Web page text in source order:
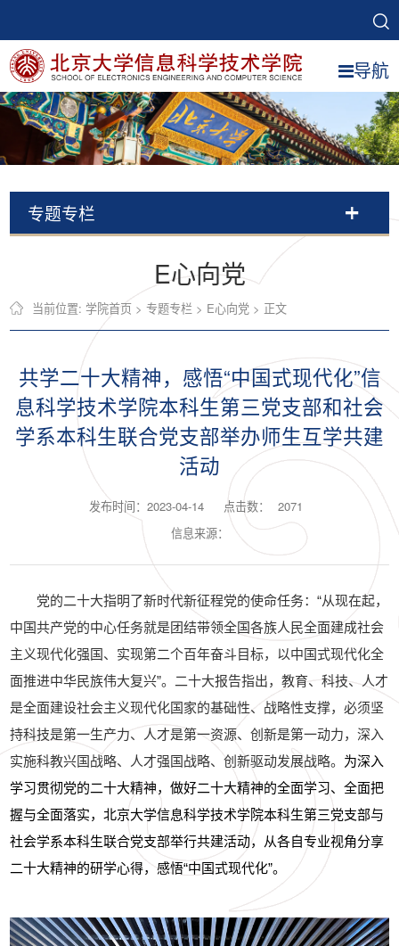
导航
专题专栏
E心向党
当前位置:学院首页 >专题专栏 > E心向党 > 正文
共学二十大精神，感悟“中国式现代化”信
息科学技术学院本科生第三党支部和社会
学系本科生联合党支部举办师生互学共建
活动
发布时间：2023-04-14 点击数：
2071
信息来源：
党的二十大指明了新时代新征程党的使命任务：“从现在起，
中国共产党的中心任务就是团结带领全国各族人民全面建成社会
主义现代化强国、实现第二个百年奋斗目标，以中国式现代化全
面推进中华民族伟大复兴”。
二十大报告指出，教育、科技、人才
是全面建设社会主义现代化国家的基础性、战略性支撑，必须坚
持科技是第一生产力、人才是第一资源、创新是第一动力，深入
实施科教兴国战略、人才强国战略、创新驱动发展战略。 为深入
学习贯彻党的二十大精神，做好二十大精神的全面学习、全面把
握与全面落实，北京大学信息科学技术学院本科生第三党支部与
社会学系本科生联合党支部举行共建活动，从各自专业视角分享
二十大精神的研学心得，感悟“中国式现代化”。